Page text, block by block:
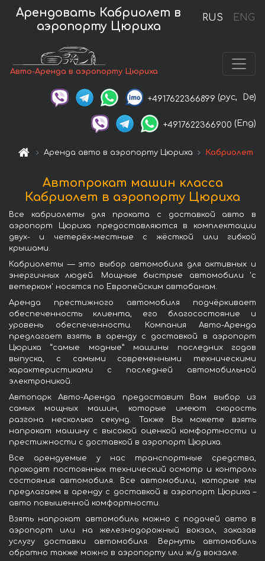
RUS ENG
Арендовать Кабриолет в
аэропорту Цюриха
Авто-Аренда в аэропорту Цюриха
+4917622366899 (рус, De)
+4917622366900 (Eng)
Аренда авто в аэропорту Цюриха Кабриолет
Автопрокат машин класса
Кабриолет в аэропорту Цюриха
Все кабриолеты для проката с доставкой авто в
аэропорт Цюриха предоставляются в комплектации
двух- и четерёх-местные с жёсткой или гибкой
крышами.
Кабриолеты — это выбор автомобиля для активных и
энергичных людей. Мощные быстрые автомобили 'с
ветерком' носятся по Европейским автобанам.
Аренда престижного автомобиля подчёркивает
обеспеченность клиента, его благосостояние и
уровень обеспеченности. Компания Авто-Аренда
предлагает взять в аренду с доставкой в аэропорт
Цюриха “самые модные” машины последних годов
выпуска, с самыми современными техническими
характеристиками с последней автомобильной
электроникой.
Автопарк Авто-Аренда предоставит Вам выбор из
самых мощных машин, которые имеют скорость
разгона несколько секунд. Также Вы можете взять
напрокат машину с высокой оценкой комфортности и
престижности с доставкой в аэропорт Цюриха.
Все арендуемые у нас транспортные средства,
проходят постоянных технический осмотр и контроль
состояния автомобиля. Все автомобили, которые мы
предлагаем в аренду с доставкой в аэропорт Цюриха –
авто повышенной комфортности.
Взять напрокат автомобиль можно с подачей авто в
аэропорт или на железнодорожный вокзал, заказав
услугу доставки автомобиля. Вернуть автомобиль
обратно также можно в аэропорту или ж/д вокзале.